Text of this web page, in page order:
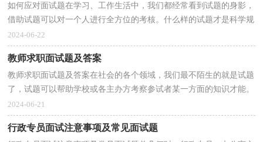
如何应对面试题在学习、工作生活中，我们都经常看到试题的身影，
借助试题可以对一个人进行全方位的考核。什么样的试题才是科学规
范的试题呢？以下是小编为大家收集的如何应对面试...
2024-06-22
教师求职面试题及答案
教师求职面试题及答案在社会的各个领域，我们最不陌生的就是试题
了，试题可以帮助学校或各主办方考察参试者某一方面的知识才能。
你知道什么样的试题才算得上好试题吗？下面是小编...
2024-06-21
行政专员面试注意事项及常见面试题